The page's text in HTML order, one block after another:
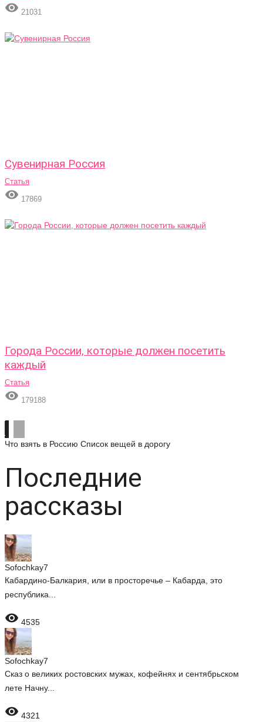
 21031
Сувенирная Россия
Статья
 17869
Города России, которые должен посетить
каждый
Статья
 179188
Что взять в Россию Список вещей в дорогу
Последние
рассказы
Sofochkay7
Кабардино-Балкария, или в просторечье – Кабарда, это
республика...
 4535
Sofochkay7
Сказ о великих ростовских мужах, кофейнях и сентябрьском
лете Начну...
 4321